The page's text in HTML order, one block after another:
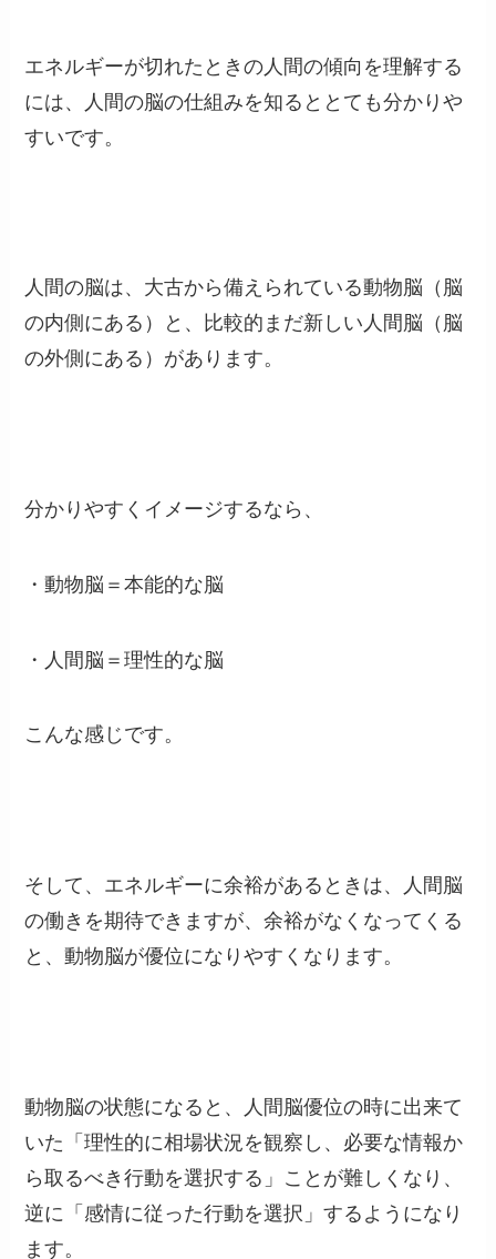
エネルギーが切れたときの人間の傾向を理解する
には、人間の脳の仕組みを知るととても分かりや
すいです。
人間の脳は、大古から備えられている動物脳（脳
の内側にある）と、比較的まだ新しい人間脳（脳
の外側にある）があります。
分かりやすくイメージするなら、
・動物脳＝本能的な脳
・人間脳＝理性的な脳
こんな感じです。
そして、エネルギーに余裕があるときは、人間脳
の働きを期待できますが、余裕がなくなってくる
と、動物脳が優位になりやすくなります。
動物脳の状態になると、人間脳優位の時に出来て
いた「理性的に相場状況を観察し、必要な情報か
ら取るべき行動を選択する」ことが難しくなり、
逆に「感情に従った行動を選択」するようになり
ます。